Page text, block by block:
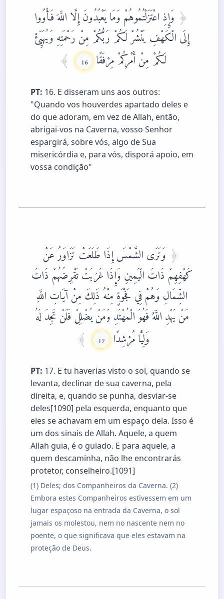
وَإِذِ اعْتَزَلْتُمُوهُمْ وَمَا يَعْبُدُونَ إِلَّا اللَّهَ فَأْوُوا
إِلَى الْكَهْفِ يَنْشُرْ لَكُمْ رَبُّكُمْ مِنْ رَحْمَتِهِ وَيُهَيِّئْ
لَكُمْ مِنْ أَمْرِكُمْ مِرْفَقًا 16
PT: 16. E disseram uns aos outros:
"Quando vos houverdes apartado deles e
do que adoram, em vez de Allah, então,
abrigai-vos na Caverna, vosso Senhor
espargirá, sobre vós, algo de Sua
misericórdia e, para vós, disporá apoio, em
vossa condição"
وَتَرَى الشَّمْسَ إِذَا طَلَعَتْ تَزَاوَرُ عَنْ
كَهْفِهِمْ ذَاتَ الْيَمِينِ وَإِذَا غَرَبَتْ تَقْرِضُهُمْ ذَاتَ
الشِّمَالِ وَهُمْ فِي فَجْوَةٍ مِنْهُ ذَلِكَ مِنْ آيَاتِ اللَّهِ
مَنْ يَهْدِ اللَّهُ فَهُوَ الْمُهْتَدِ وَمَنْ يُضْلِلْ فَلَنْ تَجِدَ لَهُ
وَلِيًّا مُرْشِدًا 17
PT: 17. E tu haverias visto o sol, quando se
levanta, declinar de sua caverna, pela
direita, e, quando se punha, desviar-se
deles[1090] pela esquerda, enquanto que
eles se achavam em um espaço dela. Isso é
um dos sinais de Allah. Aquele, a quem
Allah guia, é o guiado. E para aquele, a
quem descaminha, não lhe encontrarás
protetor, conselheiro.[1091]
(1) Deles; dos Companheiros da Caverna. (2)
Embora estes Companheiros estivessem em um
lugar espaçoso na entrada da Caverna, o sol
jamais os molestou, nem no nascente nem no
poente, o que significava que eles estavam na
proteção de Deus.